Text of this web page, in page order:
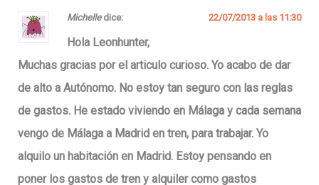
Michelle dice: 22/07/2013 a las 11:30
Hola Leonhunter,
Muchas gracias por el articulo curioso. Yo acabo de dar
de alto a Autónomo. No estoy tan seguro con las reglas
de gastos. He estado viviendo en Málaga y cada semana
vengo de Málaga a Madrid en tren, para trabajar. Yo
alquilo un habitación en Madrid. Estoy pensando en
poner los gastos de tren y alquiler como gastos